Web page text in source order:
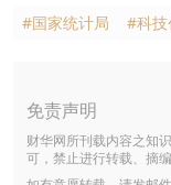
#国家统计局 #科技
免责声明
财华网所刊载内容之知
可，禁止进行转载、摘